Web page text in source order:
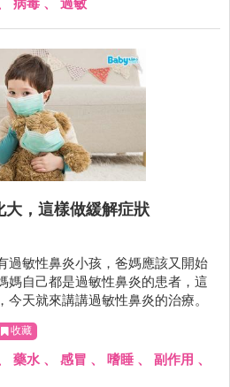
病毒 、 過敏
，這樣做緩解症狀
過敏性鼻炎小孩，爸媽應該又開始
媽自己都是過敏性鼻炎的患者，這
天就來講講過敏性鼻炎的治療。
收藏
藥水 、 感冒 、 嗜睡 、 副作用 、